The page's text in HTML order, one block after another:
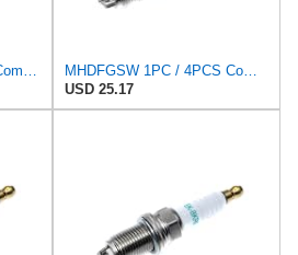
USD 25.17